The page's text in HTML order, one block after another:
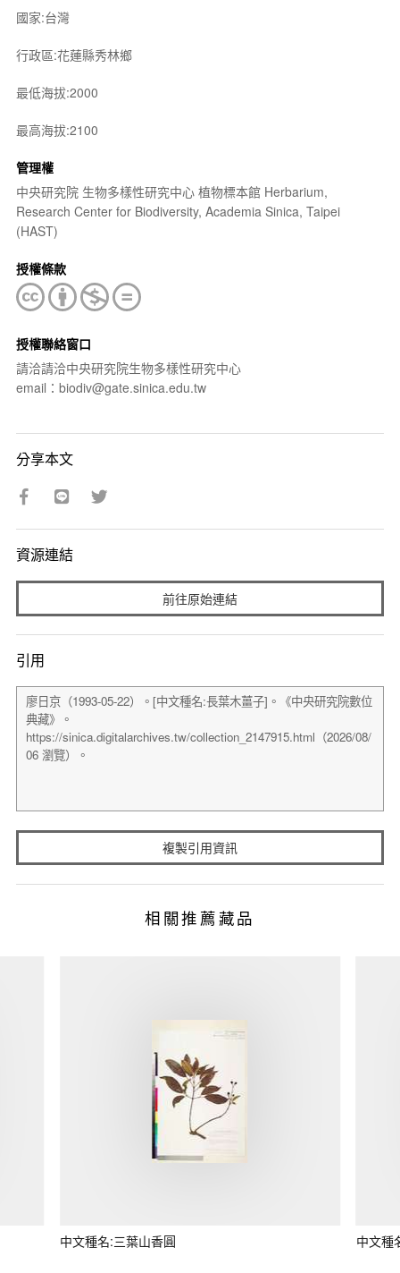
國家:台灣
行政區:花蓮縣秀林鄉
最低海拔:2000
最高海拔:2100
管理權
中央研究院 生物多樣性研究中心 植物標本館 Herbarium,
Research Center for Biodiversity, Academia Sinica, Taipei
(HAST)
授權條款
授權聯絡窗口
請洽請洽中央研究院生物多樣性研究中心
email：biodiv@gate.sinica.edu.tw
分享本文
資源連結
前往原始連結
引用
複製引用資訊
相關推薦藏品
中文種名:三葉山香圓 中文種